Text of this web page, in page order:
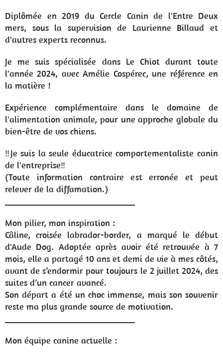
Diplômée en 2019 du Cercle Canin de l'Entre Deux
mers, sous la supervision de Laurienne Billaud et
d'autres experts reconnus.
Je me suis spécialisée dans Le Chiot durant toute
l'année 2024, avec Amélie Cospérec, une référence en
la matière !
Expérience complémentaire dans le domaine de
l'alimentation animale, pour une approche globale du
bien-être de vos chiens.
‼️Je suis la seule éducatrice comportementaliste canin
de l'entreprise‼️
(Toute information contraire est erronée et peut
relever de la diffamation.)
Mon pilier, mon inspiration :
Câline, croisée labrador-border, a marqué le début
d'Aude Dog. Adoptée après avoir été retrouvée à 7
mois, elle a partagé 10 ans et demi de vie à mes côtés,
avant de s’endormir pour toujours le 2 juillet 2024, des
suites d’un cancer avancé.
Son départ a été un choc immense, mais son souvenir
reste ma plus grande source de motivation.
Mon équipe canine actuelle :